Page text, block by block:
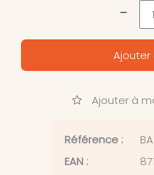
-
Ajouter
Ajouter à
Référence :
EAN :